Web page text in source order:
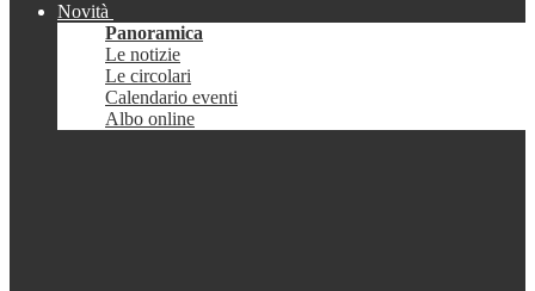
Novità
Panoramica
Le notizie
Le circolari
Calendario eventi
Albo online